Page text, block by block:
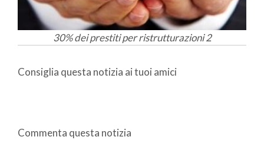
30% dei prestiti per ristrutturazioni 2
Consiglia questa notizia ai tuoi amici
Commenta questa notizia